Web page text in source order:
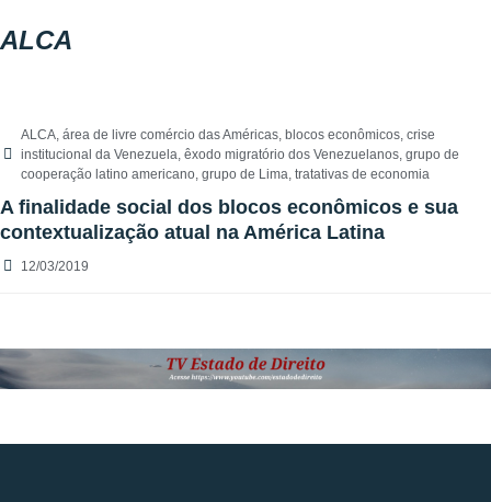
ALCA
ALCA, área de livre comércio das Américas, blocos econômicos, crise
institucional da Venezuela, êxodo migratório dos Venezuelanos, grupo de
cooperação latino americano, grupo de Lima, tratativas de economia
A finalidade social dos blocos econômicos e sua
contextualização atual na América Latina
12/03/2019